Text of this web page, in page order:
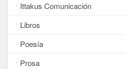
Ittakus Comunicación
Libros
Poesía
Prosa